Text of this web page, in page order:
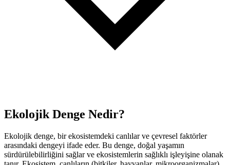
Ekolojik Denge Nedir?
Ekolojik denge, bir ekosistemdeki canlılar ve çevresel faktörler
arasındaki dengeyi ifade eder. Bu denge, doğal yaşamın
sürdürülebilirliğini sağlar ve ekosistemlerin sağlıklı işleyişine olanak